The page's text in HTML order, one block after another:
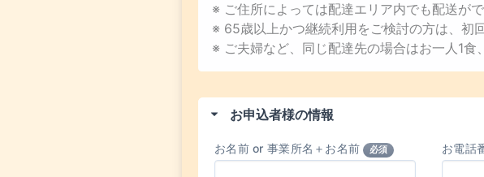
※ ご住所によっては配達エリア内でも配送が
※ 65歳以上かつ継続利用をご検討の方は、初
※ ご夫婦など、同じ配達先の場合はお一人1食
お申込者様の情報
お名前 or 事業所名＋お名前 必須 お電話